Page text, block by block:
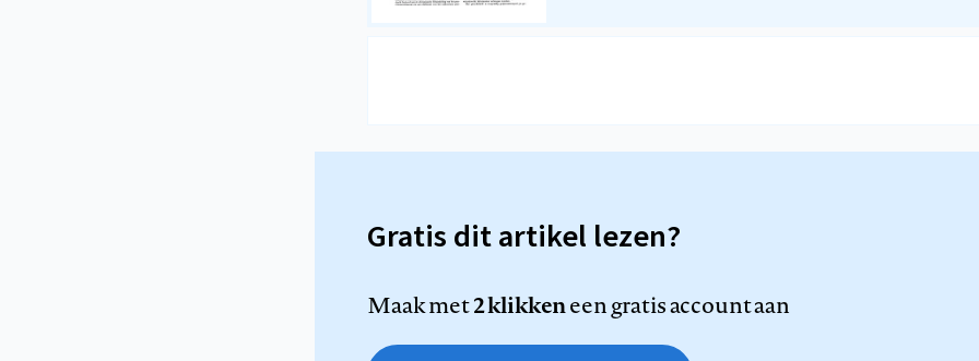
Gratis dit artikel lezen?
Maak met2 klikkeneen gratis account aan